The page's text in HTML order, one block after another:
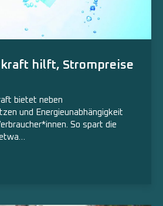
hilft, Strompreise
bietet neben
und Energieunabhängigkeit
So spart die